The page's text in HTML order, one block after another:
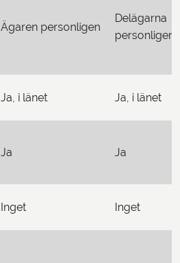
Ägaren personligen
Delägarna
personligen
Ja, i länet Ja, i länet
Ja Ja
Inget Inget